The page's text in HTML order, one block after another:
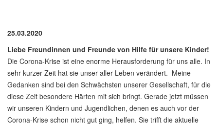
25.03.2020
Liebe Freundinnen und Freunde von Hilfe für unsere Kinder!
Die Corona-Krise ist eine enorme Herausforderung für uns alle. In
sehr kurzer Zeit hat sie unser aller Leben verändert. Meine
Gedanken sind bei den Schwächsten unserer Gesellschaft, für die
diese Zeit besondere Härten mit sich bringt. Gerade jetzt müssen
wir unseren Kindern und Jugendlichen, denen es auch vor der
Corona-Krise schon nicht gut ging, helfen. Sie trifft die aktuelle